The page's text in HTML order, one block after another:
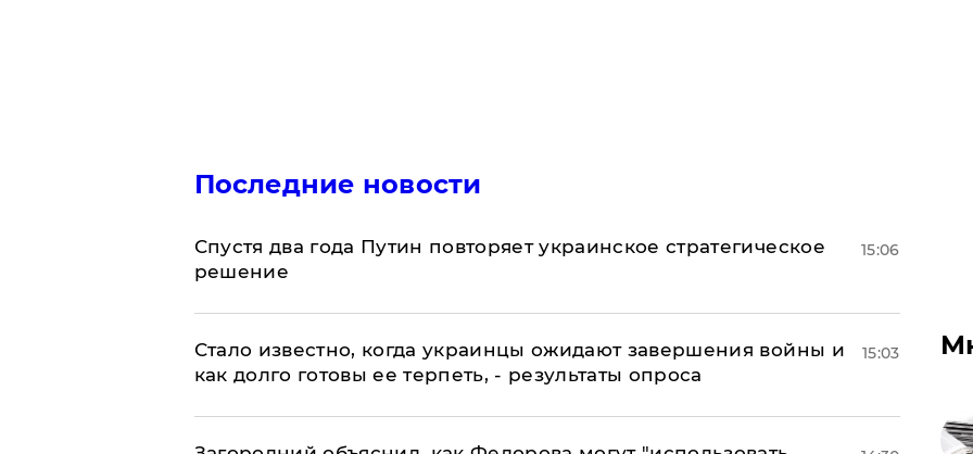
Последние новости
Спустя два года Путин повторяет украинское стратегическое
решение
15:06
Стало известно, когда украинцы ожидают завершения войны и
как долго готовы ее терпеть, - результаты опроса
15:03